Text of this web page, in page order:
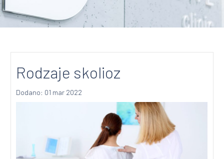
Rodzaje skolioz
Dodano: 01 mar 2022